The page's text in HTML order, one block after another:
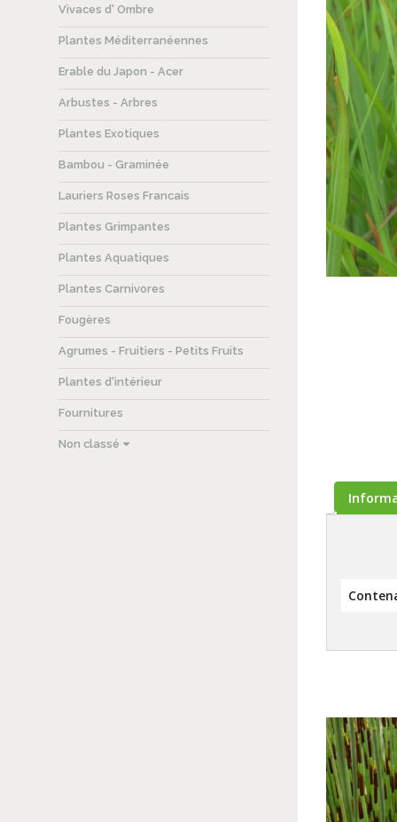
Vivaces d' Ombre
Plantes Méditerranéennes
Erable du Japon - Acer
Arbustes - Arbres
Plantes Exotiques
Bambou - Graminée
Lauriers Roses Francais
Plantes Grimpantes
Plantes Aquatiques
Plantes Carnivores
Fougères
Agrumes - Fruitiers - Petits Fruits
Plantes d'intérieur
Fournitures
Non classé